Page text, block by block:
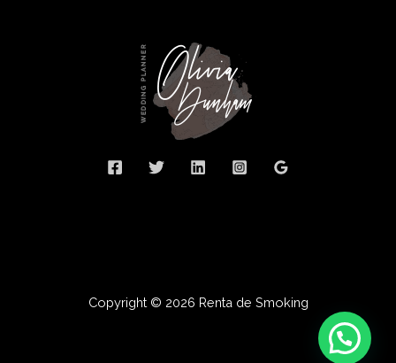
Copyright © 2026 Renta de Smoking